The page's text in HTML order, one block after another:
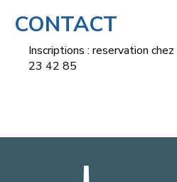
CONTACT
Inscriptions : reservation chez
23 42 85